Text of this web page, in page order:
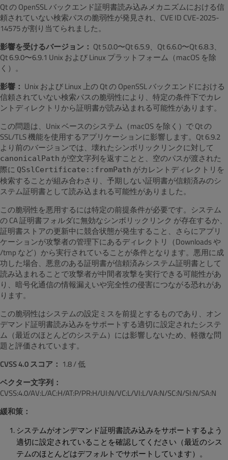
Qt の OpenSSL バックエンド証明書読み込みメカニズムにおける信
頼されていない検索パスの脆弱性が発見され、CVE ID CVE-2025-
14575 が割り当てられました。
影響を受けるバージョン： Qt 5.0.0〜Qt 6.5.9、Qt 6.6.0〜Qt 6.8.3、
Qt 6.9.0〜6.9.1 Unix および Linux プラットフォーム（macOS を除
く）。
影響： Unix および Linux 上の Qt の OpenSSL バックエンドにおける
信頼されていない検索パスの脆弱性により、特定の条件下でカレ
ントディレクトリから証明書が読み込まれる可能性があります。
この問題は、Unix ベースのシステム（macOS を除く）で Qt の
SSL/TLS 機能を使用するアプリケーションに影響します。Qt 6.9.2
より前のバージョンでは、壊れたシンボリックリンクに対して
canonicalPath が空文字列を返すことと、空のパスが渡された
際に QSslCertificate::fromPath がカレントディレクトリを
検索することが組み合わさり、予期しない証明書が信頼済みのシ
ステム証明書として読み込まれる可能性がありました。
この脆弱性を悪用するには特定の前提条件が必要です。システム
の CA 証明書フォルダに無効なシンボリックリンク が存在するか、
証明書ストアの更新中に競合状態が発生すること、さらにアプリ
ケーションが攻撃者の管理下にあるディレクトリ（Downloads や
/tmp など）から実行されていることが条件となります。悪用に成
功した場合、悪意のある証明書が信頼済みシステム証明書として
読み込まれることで攻撃者が中間者攻撃を実行できる可能性があ
り、暗号化通信の情報漏えいや完全性の侵害につながる恐れがあ
ります。
この脆弱性はシステムの設定ミスを前提とするものであり、オン
デマンド証明書読み込みをサポートする適切に設定されたシステ
ム（最近のほとんどのシステム）には影響しないため、軽微な問
題と評価されています。
CVSS 4.0 スコア： 1.8 / 低
ベクター文字列：
CVSS:4.0/AV:L/AC:H/AT:P/PR:H/UI:N/VC:L/VI:L/VA:N/SC:N/SI:N/SA:N
緩和策：
システムがオンデマンド証明書読み込みをサポートするよう
適切に設定されていることを確認してください（最近のシス
テムのほとんどはデフォルトでサポートしています）。